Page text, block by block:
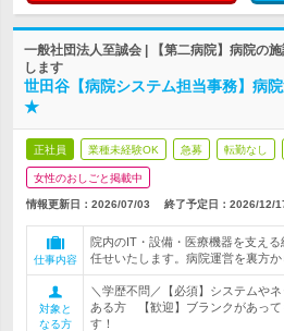
一般社団法人至誠会 | 【第二病院】病院の
します
世田谷【病院システム担当事務】病
★
正社員 業種未経験OK 急募 転勤なし
女性のおしごと掲載中
情報更新日：2026/07/03 終了予定日： 2026/12/
仕事内容
院内のIT・設備・医療機器を支え
任せいたします。病院運営を裏方か
対象と
なる方
＼学歴不問／【必須】システムや
ある方 【歓迎】ブランクがあって
す！